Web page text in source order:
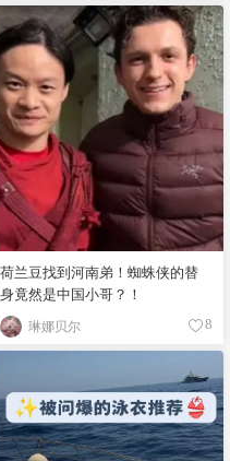
荷兰豆找到河南弟！蜘蛛侠的替
身竟然是中国小哥？！
琳娜贝尔 8